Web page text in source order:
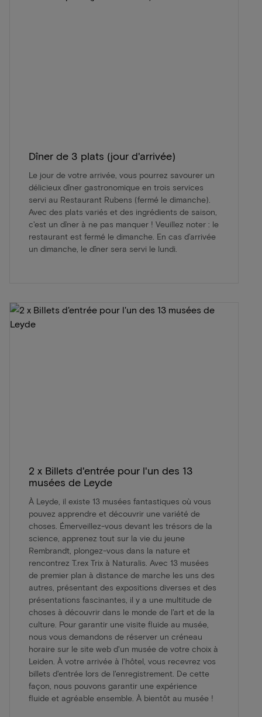
Dîner de 3 plats (jour d'arrivée)
Le jour de votre arrivée, vous pourrez savourer un
délicieux dîner gastronomique en trois services
servi au Restaurant Rubens (fermé le dimanche).
Avec des plats variés et des ingrédients de saison,
c'est un dîner à ne pas manquer ! Veuillez noter : le
restaurant est fermé le dimanche. En cas d’arrivée
un dimanche, le dîner sera servi le lundi.
2 x Billets d'entrée pour l'un des 13
musées de Leyde
À Leyde, il existe 13 musées fantastiques où vous
pouvez apprendre et découvrir une variété de
choses. Émerveillez-vous devant les trésors de la
science, apprenez tout sur la vie du jeune
Rembrandt, plongez-vous dans la nature et
rencontrez T.rex Trix à Naturalis. Avec 13 musées
de premier plan à distance de marche les uns des
autres, présentant des expositions diverses et des
présentations fascinantes, il y a une multitude de
choses à découvrir dans le monde de l'art et de la
culture. Pour garantir une visite fluide au musée,
nous vous demandons de réserver un créneau
horaire sur le site web d'un musée de votre choix à
Leiden. À votre arrivée à l'hôtel, vous recevrez vos
billets d'entrée lors de l'enregistrement. De cette
façon, nous pouvons garantir une expérience
fluide et agréable ensemble. À bientôt au musée !